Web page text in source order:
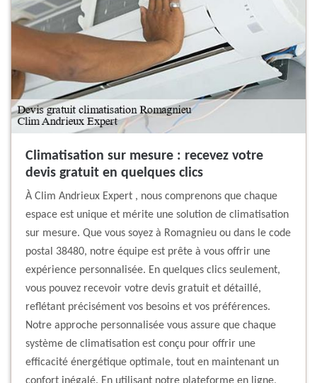
Climatisation sur mesure : recevez votre
devis gratuit en quelques clics
À Clim Andrieux Expert , nous comprenons que chaque
espace est unique et mérite une solution de climatisation
sur mesure. Que vous soyez à Romagnieu ou dans le code
postal 38480, notre équipe est prête à vous offrir une
expérience personnalisée. En quelques clics seulement,
vous pouvez recevoir votre devis gratuit et détaillé,
reflétant précisément vos besoins et vos préférences.
Notre approche personnalisée vous assure que chaque
système de climatisation est conçu pour offrir une
efficacité énergétique optimale, tout en maintenant un